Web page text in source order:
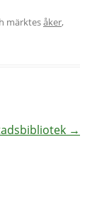
märktesåker,
→